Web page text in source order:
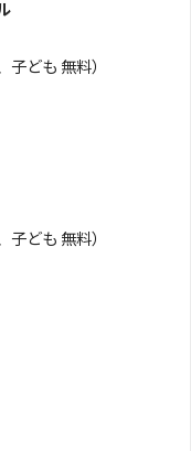
子ども 無料）
子ども 無料）